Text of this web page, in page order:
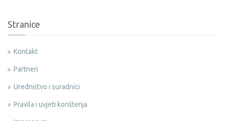
Stranice
Kontakt
Partneri
Uredništvo i suradnici
Pravila i uvjeti korištenja